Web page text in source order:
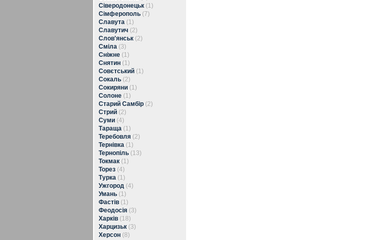
Сіверодонецьк (1)
Сімферополь (7)
Славута (1)
Славутич (2)
Слов'янськ (2)
Сміла (3)
Сніжне (1)
Снятин (1)
Совєтський (1)
Сокаль (2)
Сокиряни (1)
Солоне (1)
Старий Самбір (2)
Стрий (2)
Суми (4)
Тараща (1)
Теребовля (2)
Тернівка (1)
Тернопіль (13)
Токмак (1)
Торез (4)
Турка (1)
Ужгород (4)
Умань (1)
Фастів (1)
Феодосія (3)
Харків (18)
Харцизьк (3)
Херсон (8)